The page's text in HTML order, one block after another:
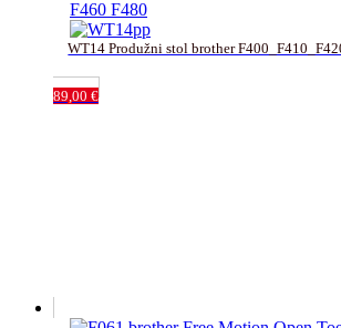
WT14 Produžni stol brother
89,00 €